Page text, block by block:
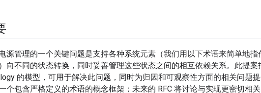
源管理的一个关键问题是支持各种系统元素（我们用以下术语来简单地
向不同的状态转换，同时妥善管理这些状态之间的相互依赖关系。此提
的模型，可用于解决此问题，同时为归因和可观察性方面的相关问题
个包含严格定义的术语的概念框架；未来的 RFC 将讨论与实现更密切相关